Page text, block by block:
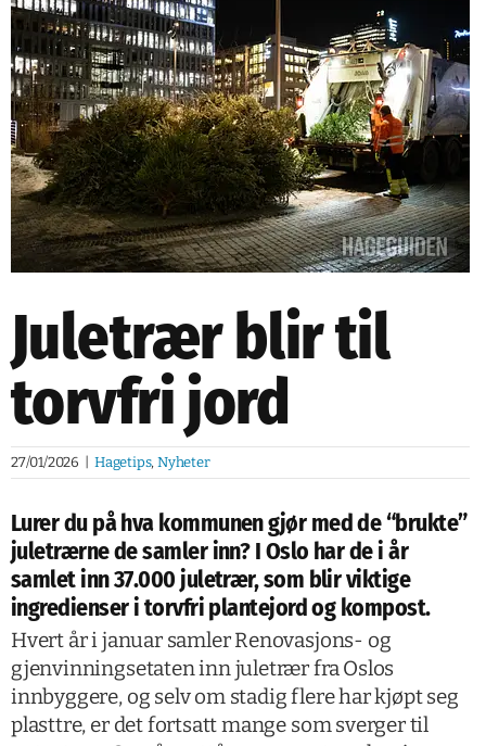
NETTBUTIKK
NYHETSBREV
KURS
HAGETIPS
REISETIPS
OM OSS
SPØRSMÅL OG SVAR
Juletrær blir til
torvfri jord
27/01/2026 Hagetips,Nyheter
Lurer du på hva kommunen gjør med de “brukte”
juletrærne de samler inn? I Oslo har de i år
samlet inn 37.000 juletrær, som blir viktige
ingredienser i torvfri plantejord og kompost.
Hvert år i januar samler Renovasjons- og
gjenvinningsetaten inn juletrær fra Oslos
innbyggere, og selv om stadig flere har kjøpt seg
plasttre, er det fortsatt mange som sverger til